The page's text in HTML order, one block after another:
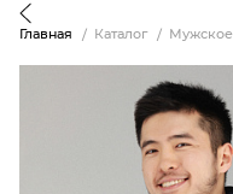
Главная Каталог Мужское